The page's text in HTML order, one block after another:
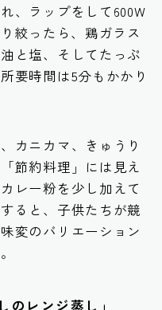
、ラップをして600W
絞ったら、鶏ガラス
と塩、そしてたっぷ
要時間は5分もかかり
カニカマ、きゅうり
節約料理」には見え
レー粉を少し加えて
ると、子供たちが競
変のバリエーション
のレンジ蒸し」